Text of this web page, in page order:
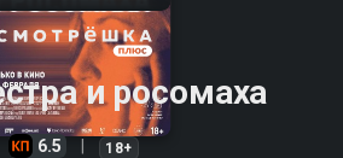
и росомаха
6.5 18+